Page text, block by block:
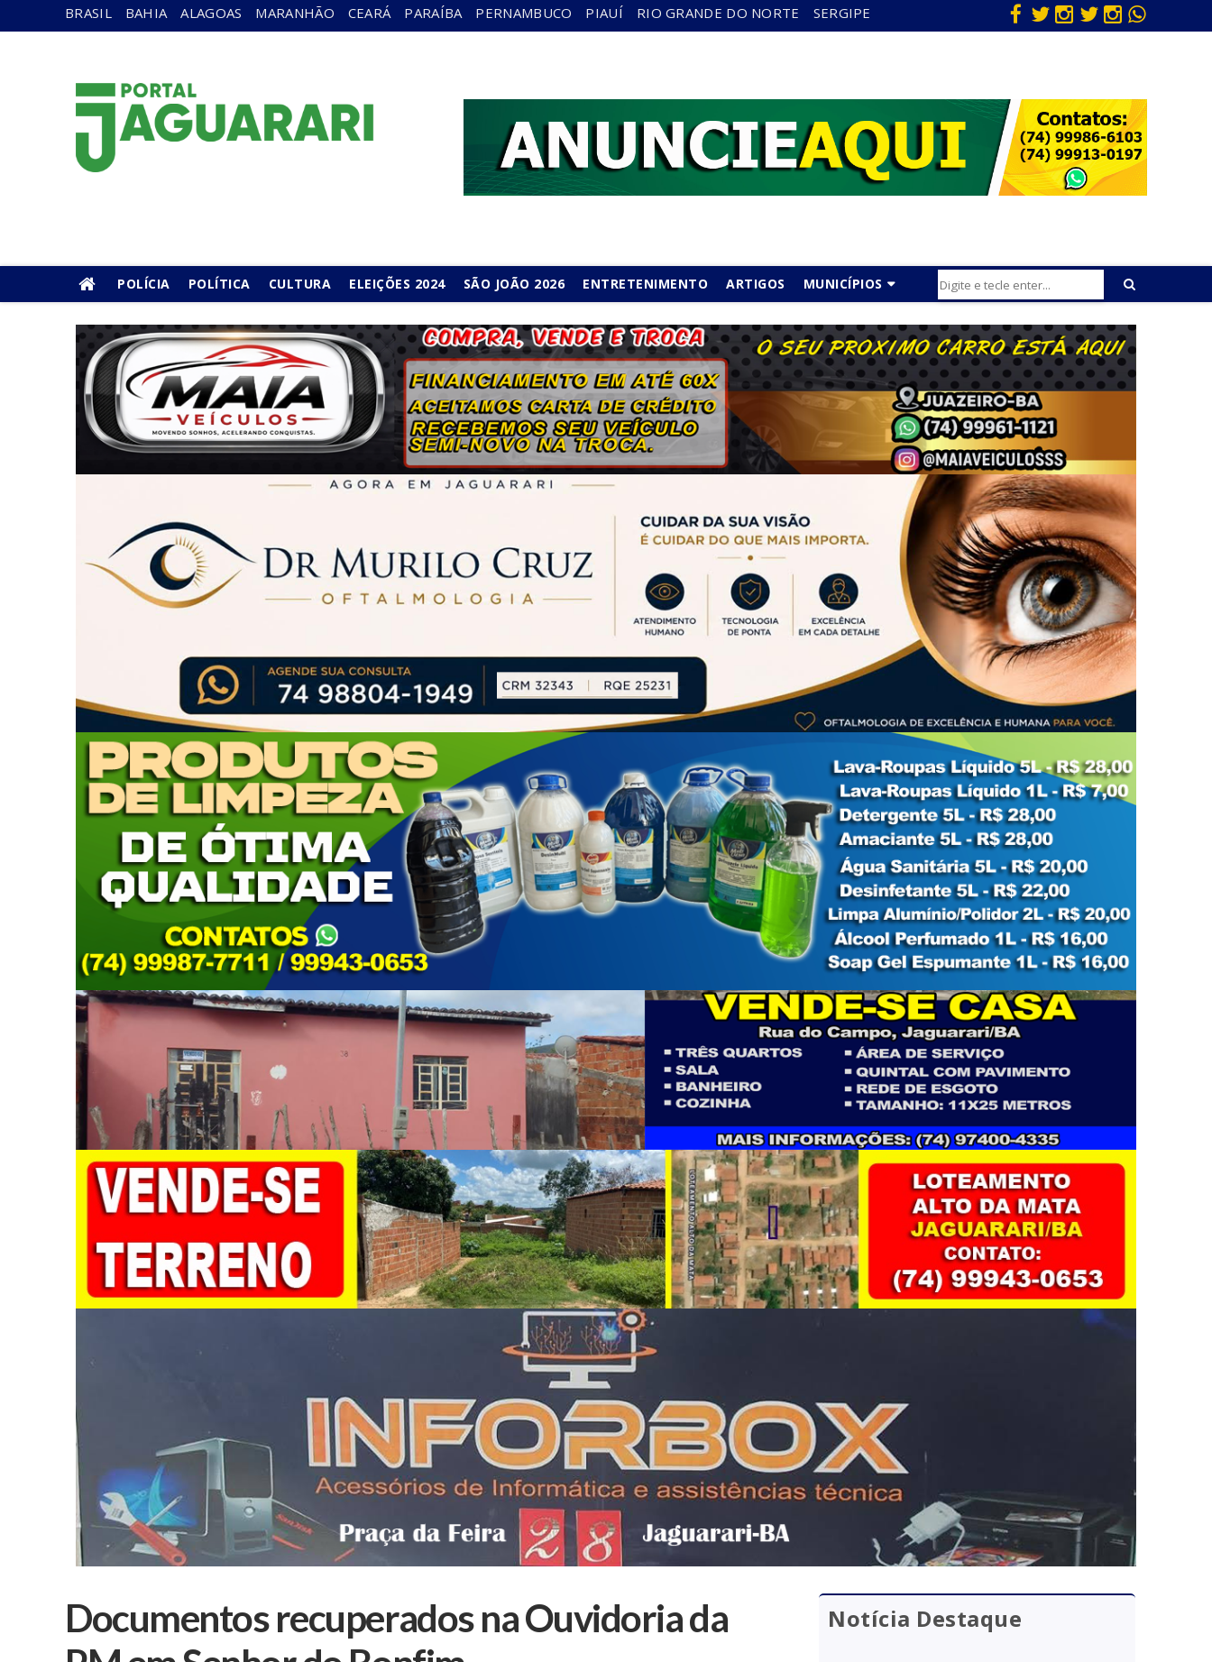
BRASIL BAHIA ALAGOAS MARANHÃO CEARÁ PARAÍBA PERNAMBUCO PIAUÍ RIO GRANDE DO NORTE SERGIPE
POLÍCIA POLÍTICA CULTURA ELEIÇÕES 2024 SÃO JOÃO 2026 ENTRETENIMENTO ARTIGOS MUNICÍPIOS
Documentos recuperados na Ouvidoria da
Notícia Destaque